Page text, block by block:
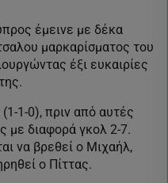
έμεινε με δέκα
μαρκαρίσματος του
έξι ευκαιρίες
1-0), πριν από αυτές
με διαφορά γκολ 2-7.
να βρεθεί ο Μιχαήλ,
ο Πίττας.